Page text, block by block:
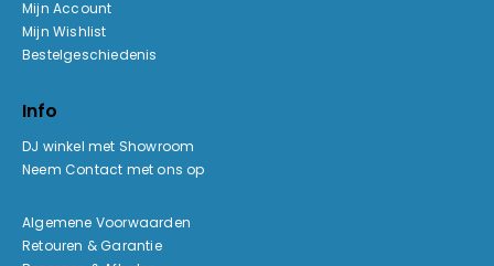
Mijn Account
Mijn Wishlist
Bestelgeschiedenis
Info
DJ winkel met Showroom
Neem Contact met ons op
Algemene Voorwaarden
Retouren & Garantie